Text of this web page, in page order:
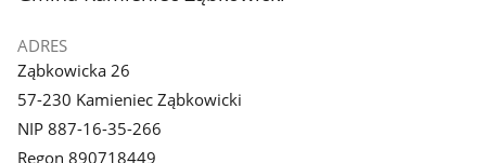
ADRES
Ząbkowicka 26
57-230 Kamieniec Ząbkowicki
NIP 887-16-35-266
Regon 890718449